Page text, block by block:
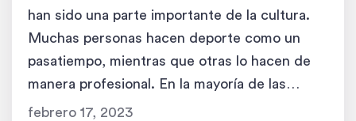
han sido una parte importante de la cultura.
Muchas personas hacen deporte como un
pasatiempo, mientras que otras lo hacen de
manera profesional. En la mayoría de las
actividades deportivas, existe la competencia.
febrero 17, 2023